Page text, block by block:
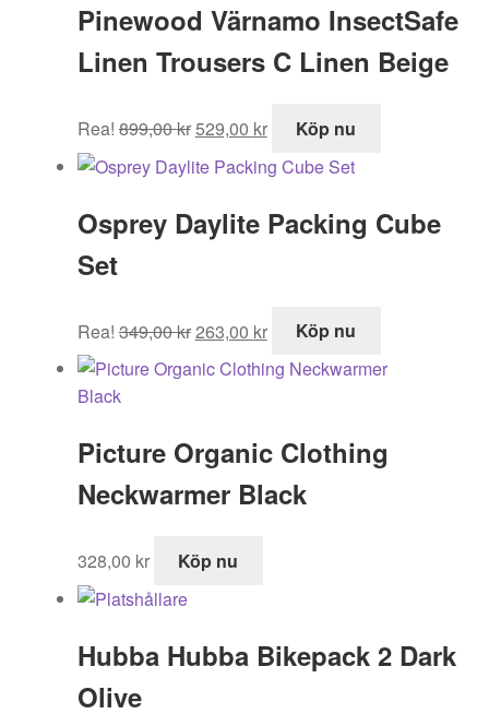
Pinewood Värnamo InsectSafe
Linen Trousers C Linen Beige
Rea! 899,00kr
ursprungliga
priset
899,00 kr.
529,00 kr
nuvarande
priset
529,00 kr.
Köp nu
Osprey Daylite Packing Cube
Set
Rea! 349,00kr
ursprungliga
priset
263,00 kr
nuvarande
priset
Köp nu
Picture Organic Clothing
Neckwarmer Black
328,00 kr Köp nu
Hubba Hubba Bikepack 2 Dark
Olive